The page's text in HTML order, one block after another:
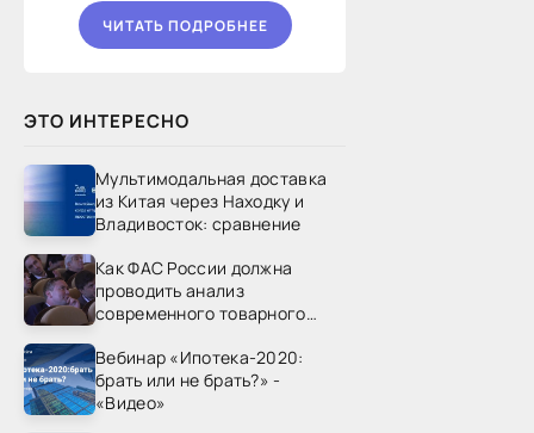
ЧИТАТЬ ПОДРОБНЕЕ
ЭТО ИНТЕРЕСНО
Мультимодальная доставка
из Китая через Находку и
Владивосток: сравнение
Как ФАС России должна
проводить анализ
современного товарного
России»
Вебинар «Ипотека-2020:
брать или не брать?» -
«Видео»